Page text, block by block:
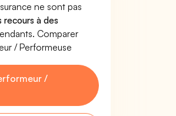
ne sont pas
recours à des
Comparer
/ Performeuse
/